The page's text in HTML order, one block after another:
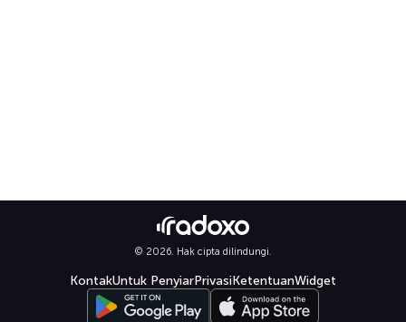
© 2026. Hak cipta dilindungi.
KontakUntuk PenyiarPrivasiKetentuanWidget